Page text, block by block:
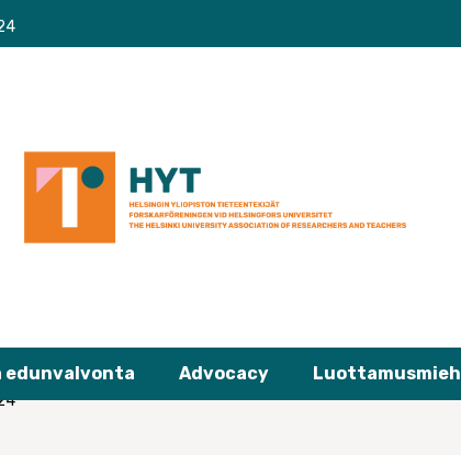
edunvalvonta Advocacy